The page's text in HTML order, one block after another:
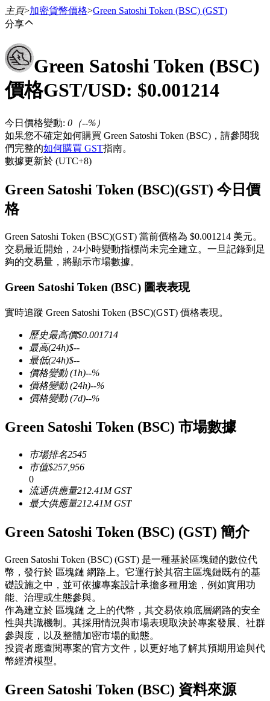
合約
USDT永續
幣本位永續
以數字貨幣為保證金的永續合約
美股、外匯、貴金屬及大宗商品衍生性商品
USDC永續
多種以USDC結算的永續合約
主頁>加密貨幣價格>Green Satoshi Token (BSC) (GST)
分享
Green Satoshi Token (BSC)
價格GST/USD: $0.001214
今日價格變動: 0 （--%）
如果您不確定如何購買 Green Satoshi Token (BSC)，請參閱我
們完整的如何購買 GST指南。
數據更新於 (UTC+8)
Green Satoshi Token (BSC)(GST) 今日價
格
Green Satoshi Token (BSC)(GST) 當前價格為 $0.001214 美元。
交易最近開始，24小時變動指標尚未完全建立。一旦記錄到足
夠的交易量，將顯示市場數據。
Green Satoshi Token (BSC) 圖表表現
實時追蹤 Green Satoshi Token (BSC)(GST) 價格表現。
歷史最高價$0.001714
最高(24h)$--
最低(24h)$--
價格變動(1h)--%
價格變動(24h)--%
價格變動(7d)--%
Green Satoshi Token (BSC) 市場數據
市場排名2545
市值$257,956
0
流通供應量212.41M GST
最大供應量212.41M GST
Green Satoshi Token (BSC) (GST) 簡介
Green Satoshi Token (BSC) (GST) 是一種基於區塊鏈的數位代
幣，發行於 區塊鏈 網路上。它運行於其宿主區塊鏈既有的基
礎設施之中，並可依據專案設計承擔多種用途，例如實用功
能、治理或生態參與。
作為建立於 區塊鏈 之上的代幣，其交易依賴底層網路的安全
性與共識機制。其採用情況與市場表現取決於專案發展、社群
參與度，以及整體加密市場的動態。
投資者應查閱專案的官方文件，以更好地了解其預期用途與代
幣經濟模型。
Green Satoshi Token (BSC) 資料來源